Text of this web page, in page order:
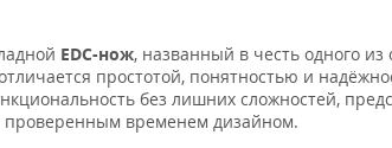
EDC-нож, названный в честь одного
простотой, понятностью и
без лишних сложностей,
проверенным временем дизайном.